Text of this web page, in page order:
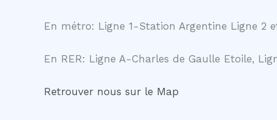
En métro: Ligne 1-Station Argentine Ligne 2
En RER: Ligne A-Charles de Gaulle Etoile,
Retrouver nous sur le Map